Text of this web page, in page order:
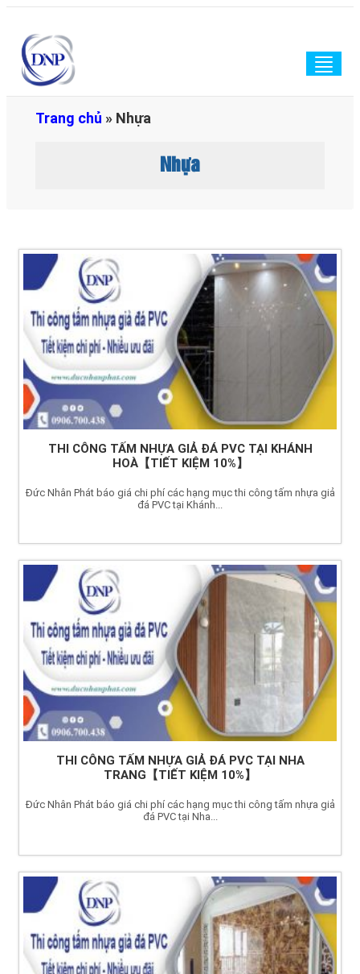
Trang chủ » Nhựa
Nhựa
THI CÔNG TẤM NHỰA GIẢ ĐÁ PVC TẠI KHÁNH
HOÀ【TIẾT KIỆM 10%】
Đức Nhân Phát báo giá chi phí các hạng mục thi công tấm nhựa giả
đá PVC tại Khánh...
THI CÔNG TẤM NHỰA GIẢ ĐÁ PVC TẠI NHA
TRANG【TIẾT KIỆM 10%】
Đức Nhân Phát báo giá chi phí các hạng mục thi công tấm nhựa giả
đá PVC tại Nha...